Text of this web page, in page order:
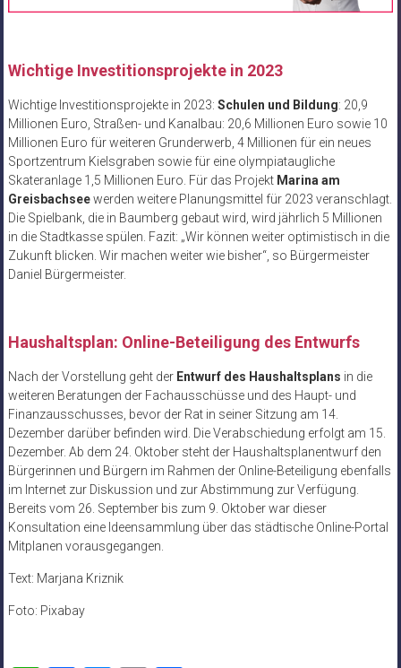
Wichtige Investitionsprojekte in 2023
Wichtige Investitionsprojekte in 2023: Schulen und Bildung: 20,9
Millionen Euro, Straßen- und Kanalbau: 20,6 Millionen Euro sowie 10
Millionen Euro für weiteren Grunderwerb, 4 Millionen für ein neues
Sportzentrum Kielsgraben sowie für eine olympiataugliche
Skateranlage 1,5 Millionen Euro. Für das Projekt Marina am
Greisbachseewerden weitere Planungsmittel für 2023 veranschlagt.
Die Spielbank, die in Baumberg gebaut wird, wird jährlich 5 Millionen
in die Stadtkasse spülen. Fazit: „Wir können weiter optimistisch in die
Zukunft blicken. Wir machen weiter wie bisher“, so Bürgermeister
Daniel Bürgermeister.
Haushaltsplan: Online-Beteiligung des Entwurfs
Nach der Vorstellung geht der Entwurf des Haushaltsplans in die
weiteren Beratungen der Fachausschüsse und des Haupt- und
Finanzausschusses, bevor der Rat in seiner Sitzung am 14.
Dezember darüber befinden wird. Die Verabschiedung erfolgt am 15.
Dezember. Ab dem 24. Oktober steht der Haushaltsplanentwurf den
Bürgerinnen und Bürgern im Rahmen der Online-Beteiligung ebenfalls
im Internet zur Diskussion und zur Abstimmung zur Verfügung.
Bereits vom 26. September bis zum 9. Oktober war dieser
Konsultation eine Ideensammlung über das städtische Online-Portal
Mitplanen vorausgegangen.
Text: Marjana Kriznik
Foto: Pixabay